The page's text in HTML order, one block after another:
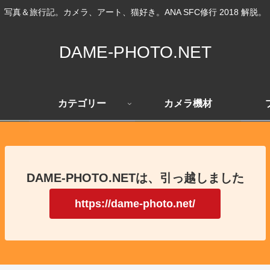
写真＆旅行記。カメラ、アート、猫好き。ANA SFC修行 2018 解脱。
DAME-PHOTO.NET
カテゴリー カメラ機材
DAME-PHOTO.NETは、引っ越しました
https://dame-photo.net/